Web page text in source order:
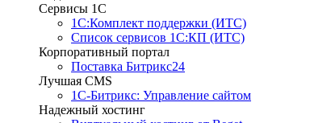
Сервисы 1C
1С:Комплект поддержки (ИТС)
Список сервисов 1С:КП (ИТС)
Корпоративный портал
Поставка Битрикс24
Лучшая CMS
1С-Битрикс: Управление сайтом
Надежный хостинг